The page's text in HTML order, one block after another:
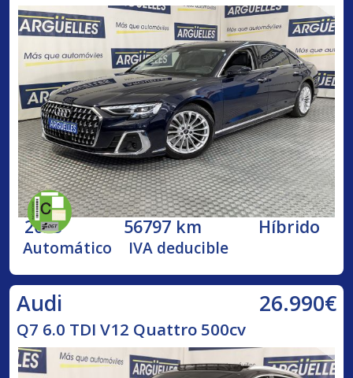
2023 56797 km Híbrido
Automático IVA deducible
Audi 26.990€
Q7 6.0 TDI V12 Quattro 500cv